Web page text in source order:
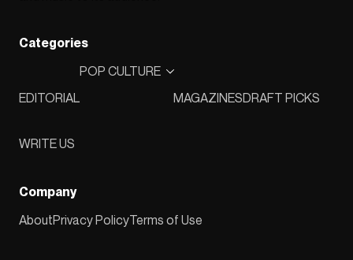
Categories
EDITORIAL
POP CULTURE
MAGAZINESDRAFT PICKS
WRITE US
Company
AboutPrivacy PolicyTerms of Use